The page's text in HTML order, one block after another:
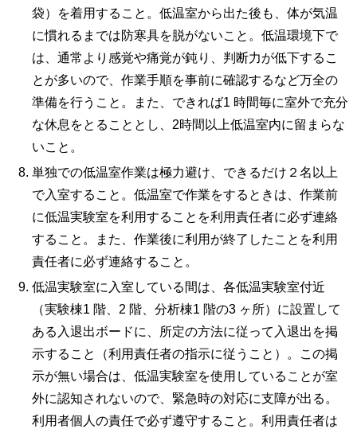
袋）を着用すること。低温室から出た後も、体が気温
に慣れるまでは防寒具を脱がないこと。低温環境下で
は、通常より感覚や痛覚が鈍り、判断力が低下するこ
とが多いので、作業手順を事前に確認するなど万全の
準備を行うこと。また、できれば1 時間毎に室外で充分
な休息をとることとし、2時間以上低温室内に留まらな
いこと。
単独での低温室作業は極力避け、できるだけ２名以上
で入室すること。低温室で作業をするときは、作業前
に低温実験室を利用することを利用責任者に必ず連絡
すること。また、作業後に利用が終了したことを利用
責任者に必ず連絡すること。
低温実験室に入室している間は、各低温実験室付近
（実験棟1 階、2 階、分析棟1 階の3 ヶ所）に設置して
ある入退出ボードに、所定の方法に従って入退出を掲
示すること（利用責任者の指示に従うこと）。この掲
示が無い場合は、低温実験室を使用していることが室
外に認知されないので、緊急時の対応に支障が出る。
利用者個人の責任で必ず遵守すること。利用責任者は